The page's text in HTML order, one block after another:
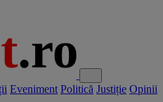
Eveniment Politică Justiție Opinii